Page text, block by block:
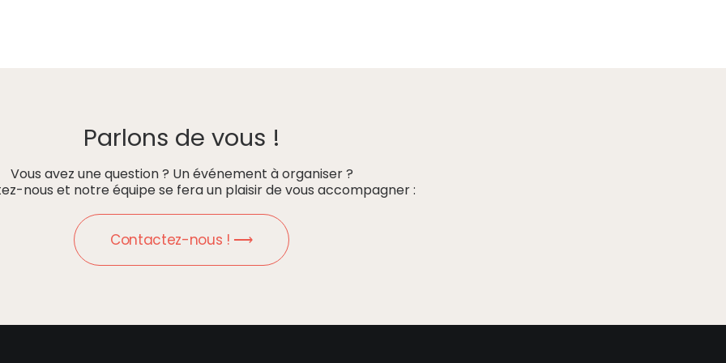
Parlons de vous !
Vous avez une question ? Un événement à organiser ?
nous et notre équipe se fera un plaisir de vous accompagner :
Contactez-nous ! ⟶